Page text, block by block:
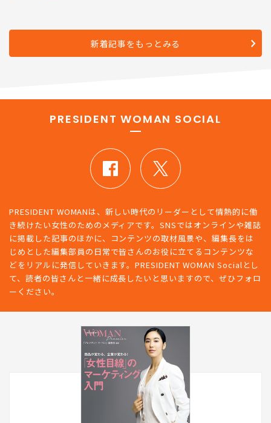
新着記事をもっとみる
PRESIDENT WOMAN SOCIAL
PRESIDENT WOMANは、新しい時代のリーダーとして情熱的に働
き続けたい女性のためのメディアです。SNSではオンラインや雑誌
に掲載した記事のほかに、コンテンツの取材風景や、編集長をは
じめとした編集部員の日常で皆さんのお役に立てるコンテンツな
どをリアルに発信していきます。PRESIDENT WOMAN Socialとし
て、読者の皆さんと一緒に成長したいと思いますので、ぜひフォロ
ーください。